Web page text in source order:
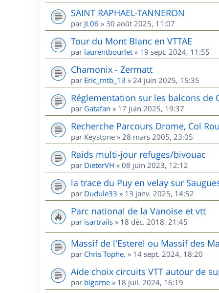
SAINT RAPHAEL-TANNERON
par JL06 » 30 août 2025, 11:07
Tour du Mont Blanc en VTTAE
par laurentbourlet » 19 sept. 2024, 11:55
Chamonix - Zermatt
par Eric_mtb_13 » 24 juin 2025, 15:35
Réglementation sur les balcons de
par Gatafan » 17 juin 2025, 19:37
Recherche Parcours Drome, Col
par Keystone » 28 mars 2005, 23:05
Raids multi-jour refuges/bivouac
par DieterVH » 08 juin 2023, 12:12
la trace du Puy en velay sur
par Dudule33 » 13 janv. 2025, 14:52
Parc national de la Vanoise et vtt
par isartrails » 18 déc. 2018, 21:45
Massif de l'Esterel ou Massif des
par Chris Tophe. » 14 sept. 2024, 18:20
Aide choix circuits VTT autour de
par bigorne » 18 juil. 2024, 16:19